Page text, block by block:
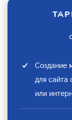
Создание
для сайта
или